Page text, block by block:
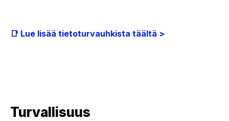
📑 Lue lisää tietoturvauhkista täältä >
Turvallisuus